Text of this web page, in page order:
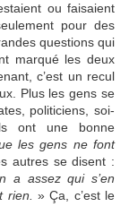
ou faisaient
pour des
questions qui
marqué les deux
c’est un recul
Plus les gens se
politiciens, soi-
ont une bonne
les gens ne font
autres se disent :
a assez qui s’en
rien.
» Ça, c’est le